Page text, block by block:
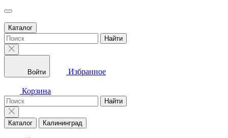
Каталог
Найти
Войти Избранное
Корзина
Найти
Каталог Калининград